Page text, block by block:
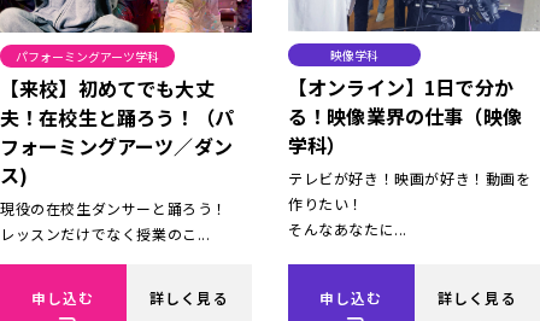
パフォーミングアーツ学科
【来校】初めてでも大丈
夫！在校生と踊ろう！（パ
フォーミングアーツ／ダン
ス)
現役の在校生ダンサーと踊ろう！
レッスンだけでなく授業のこ...
申し込む 詳しく見る
映像学科
【オンライン】1日で分か
る！映像業界の仕事（映像
学科）
テレビが好き！映画が好き！動画を
作りたい！
そんなあなたに...
申し込む 詳しく見る